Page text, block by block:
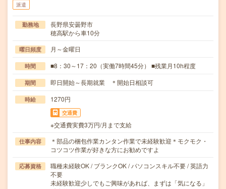
派遣
勤務地
長野県安曇野市
穂高駅から車10分
曜日頻度 月～金曜日
時間 ■8：30～17：20（実働7時間45分） ■残業月10h程度
期間 即日開始～長期就業 ＊開始日相談可
時給 1270円
交通費
※交通費実費3万円/月まで支給
仕事内容
＊部品の梱包作業カンタン作業で未経験歓迎＊モクモク・
コツコツ作業が好きな方にお勧めですよ
応募資格
職種未経験OK / ブランクOK / パソコンスキル不要 / 英語力
不要
未経験歓迎少しでもご興味があれば、まずは「気になる」